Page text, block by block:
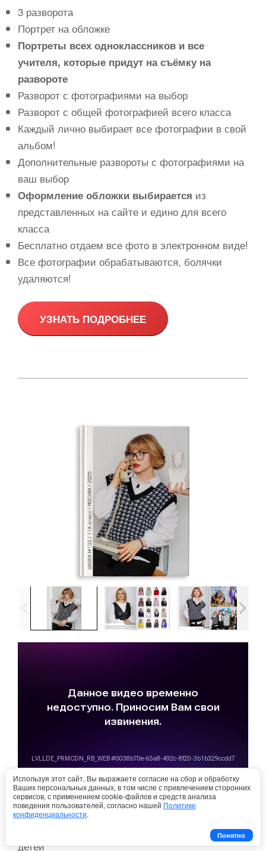
3 разворота
Портрет на обложке
Портреты всех одноклассников и все
учителя, которые придут на съёмку на
развороте
Разворот с фотографиями на выбор
Разворот с общей фотографией всего класса
Каждый лично выбирает все фотографии в свой
альбом!
Дополнительные развороты с фотографиями на
ваш выбор
Оформление обложки выбирается из
представленных на сайте и едино для всего
класса
Бесплатно отдаем все фото в электронном виде!
Все фотографии обрабатываются, болячки
удаляются!
УЗНАТЬ ПОДРОБНЕЕ
ШИКАРНЫЙ ЗА 7500 ₽
, зависит от количества
детей
Используя этот сайт, Вы выражаете согласие на сбор и обработку
Ваших персональных данных, в том числе с привлечением сторонних
сервисов, с применением cookie-файлов и средств анализа
поведения пользователей, согласно нашей Политике
конфиденциальности.
Понятно